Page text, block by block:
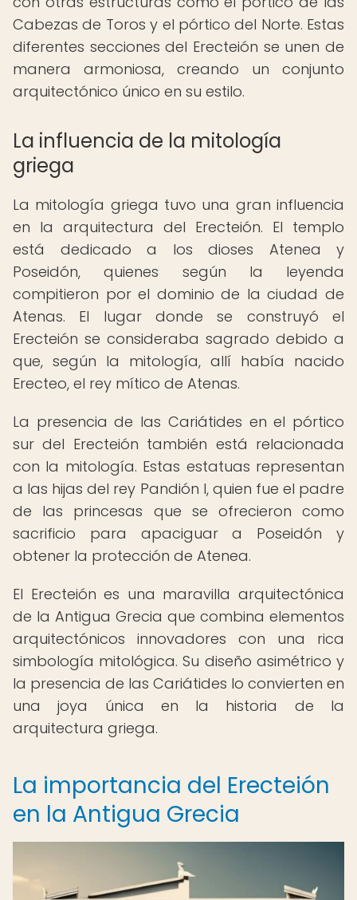
Cabezas de Toros y el pórtico del Norte. Estas
diferentes secciones del Erecteión se unen de
manera armoniosa, creando un conjunto
arquitectónico único en su estilo.
La influencia de la mitología
griega
La mitología griega tuvo una gran influencia
en la arquitectura del Erecteión. El templo
está dedicado a los dioses Atenea y
Poseidón, quienes según la leyenda
compitieron por el dominio de la ciudad de
Atenas. El lugar donde se construyó el
Erecteión se consideraba sagrado debido a
que, según la mitología, allí había nacido
Erecteo, el rey mítico de Atenas.
La presencia de las Cariátides en el pórtico
sur del Erecteión también está relacionada
con la mitología. Estas estatuas representan
a las hijas del rey Pandión I, quien fue el padre
de las princesas que se ofrecieron como
sacrificio para apaciguar a Poseidón y
obtener la protección de Atenea.
El Erecteión es una maravilla arquitectónica
de la Antigua Grecia que combina elementos
arquitectónicos innovadores con una rica
simbología mitológica. Su diseño asimétrico y
la presencia de las Cariátides lo convierten en
una joya única en la historia de la
arquitectura griega.
La importancia del Erecteión
en la Antigua Grecia